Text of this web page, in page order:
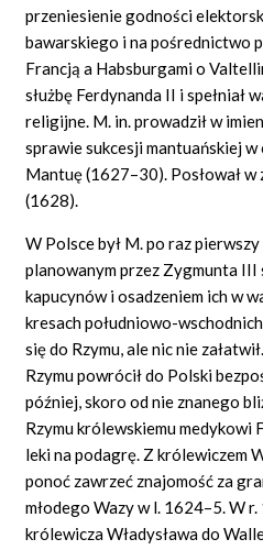
przeniesienie godności
bawarskiego i na pośrednictwo
Francją a Habsburgami o
służbę Ferdynanda II i spełniał
religijne. M. in.prowadził w
sprawie sukcesji mantuańskiej
Mantuę (1627–30). Posłował
(1628).
W Polsce był M.po raz
planowanym przez Zygmunta
kapucynów i osadzeniem ich w
kresach południowo-
się do Rzymu, ale nic nie
Rzymu powrócił do Polski
później, skoro od nie znanego
Rzymu królewskiemu
leki na podagrę. Z królewiczem
ponoć zawrzeć znajomość za
młodego Wazy w l. 1624–5. W
królewicza Władysława do